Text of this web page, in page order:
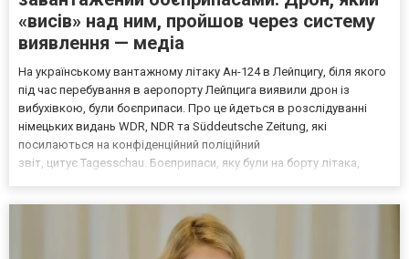
«висів» над ним, пройшов через систему
виявлення — медіа
На українському вантажному літаку Ан-124 в Лейпцигу, біля якого
під час перебування в аеропорту Лейпцига виявили дрон із
вибухівкою, були боєприпаси. Про це йдеться в розслідуванні
німецьких видань WDR, NDR та Süddeutsche Zeitung, які
посилаються на конфіденційний поліційний
звіт, цитує Tagesschau. Боєприпаси, яку були на борту літака,